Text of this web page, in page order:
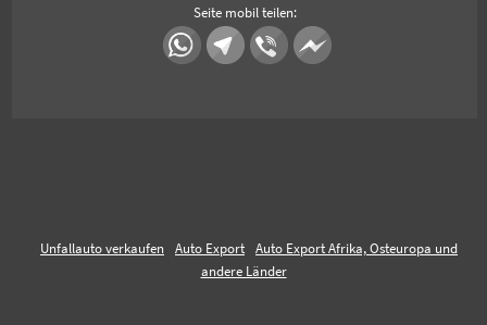
Seite mobil teilen:
Unfallauto verkaufen Auto Export
Auto Export Afrika, Osteuropa und
andere Länder